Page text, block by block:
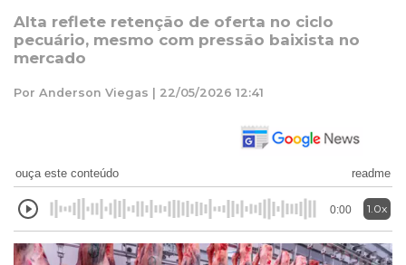
Alta reflete retenção de oferta no ciclo
pecuário, mesmo com pressão baixista no
mercado
Por Anderson Viegas | 22/05/2026 12:41
ouça este conteúdo readme
0:00 1.0x